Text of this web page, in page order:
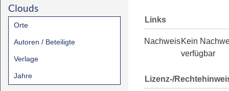
Clouds
Orte
Autoren / Beteiligte
Verlage
Jahre
Links
NachweisKein
verfügbar
Lizenz-/